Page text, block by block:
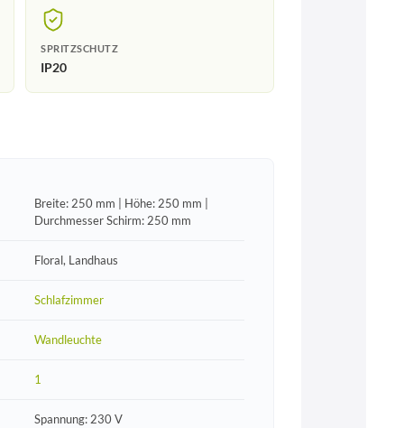
SPRITZSCHUTZ
IP20
Breite: 250 mm | Höhe: 250 mm |
Durchmesser Schirm: 250 mm
Floral, Landhaus
Schlafzimmer
Wandleuchte
1
Spannung: 230 V